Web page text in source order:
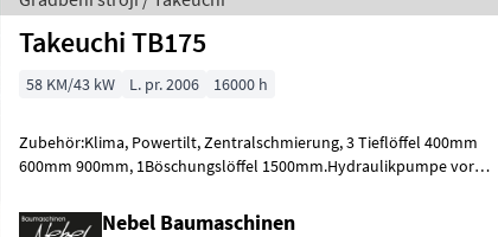
Takeuchi TB175
58 KM/43 kW L. pr. 2006 16000 h
Zubehör:Klima, Powertilt, Zentralschmierung, 3 Tieflöffel 400mm
600mm 900mm, 1Böschungslöffel 1500mm.Hydraulikpumpe vor
Nebel Baumaschinen